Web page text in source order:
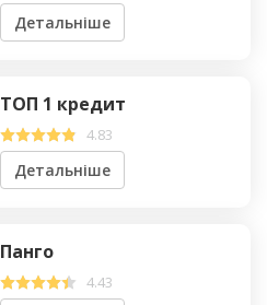
Детальніше
ТОП 1 кредит
4.83
Детальніше
Панго
4.43